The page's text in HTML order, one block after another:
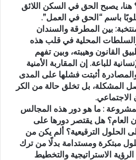
هنا، يصبح الحق في السكن اللائق
باسم “الحق في العمل”.
بين المطرقة والسندان
المحلية في قلب هذه
القانون وهيبته، وبين تفهم
للباعة. إن المقاربة الأمنية
أثبتت فشلها على المدى
المشكلة، بل تخلق حالة من الكر
الاجتماعي.
: ما هو دور هذه المجالس
العام؟ هل يقتصر دورها على
الحلول الترقيعية؟ ألم يكن من
مبتكرة ومستدامة بدلًا من ترك
الاستراتيجية والتخطيط